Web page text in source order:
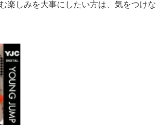
楽しみを大事にしたい方は、気をつけな